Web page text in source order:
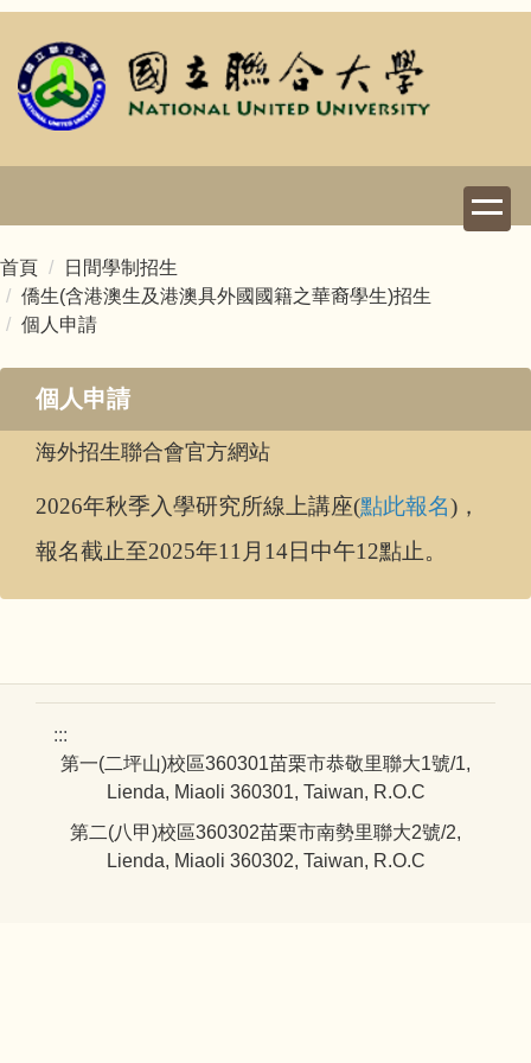
跳
主
要
首頁
日間學制招生
僑生(含港澳生及港澳具外國國籍之華裔學生)招生
個人申請
個人申請
海外招生聯合會官方網站
2026年秋季入學研究所線上講座(點此報名)，
報名截止至2025年11月14日中午12點止。
:::
第一(二坪山)校區360301苗栗市恭敬里聯大1號/1,
Lienda, Miaoli 360301, Taiwan, R.O.C
第二(八甲)校區360302苗栗市南勢里聯大2號/2,
Lienda, Miaoli 360302, Taiwan, R.O.C